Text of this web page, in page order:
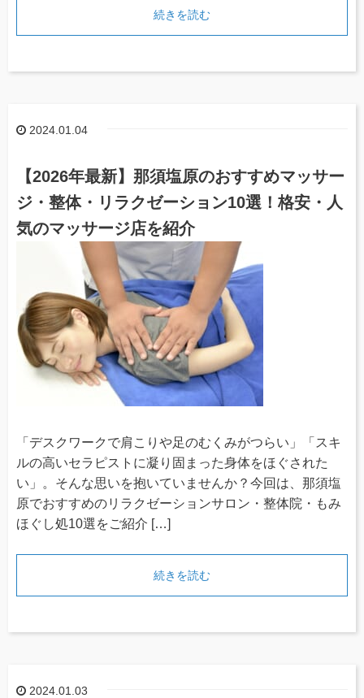
続きを読む
2024.01.04
【2026年最新】那須塩原のおすすめマッサー
ジ・整体・リラクゼーション10選！格安・人
気のマッサージ店を紹介
「デスクワークで肩こりや足のむくみがつらい」「スキ
ルの高いセラピストに凝り固まった身体をほぐされた
い」。そんな思いを抱いていませんか？今回は、那須塩
原でおすすめのリラクゼーションサロン・整体院・もみ
ほぐし処10選をご紹介 […]
続きを読む
2024.01.03